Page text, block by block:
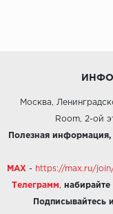
Москва,
Room, 2-ой
Полезная
MAX - https://max.ru/
Телеграмм набирайте
Подписывайтесь